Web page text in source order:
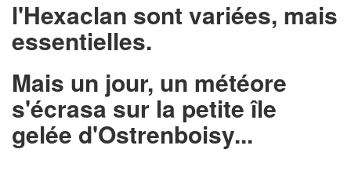
l'Hexaclan sont variées, mais
essentielles.
Mais un jour, un météore
s'écrasa sur la petite île
gelée d'Ostrenboisy...